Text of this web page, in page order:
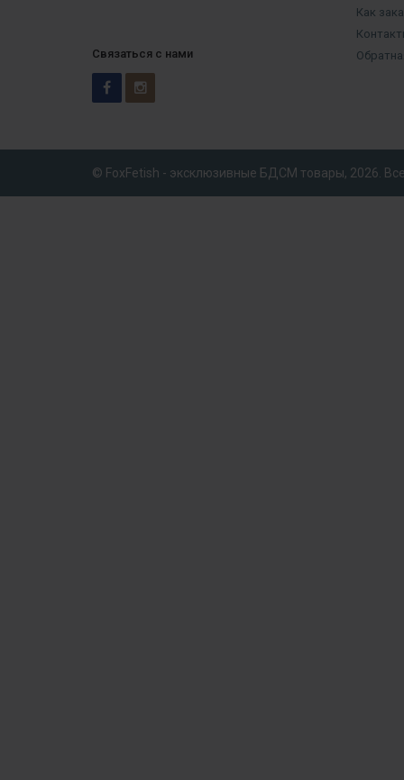
Связаться с нами
Как
© FoxFetish - эксклюзивные БДСМ товары, 2026.